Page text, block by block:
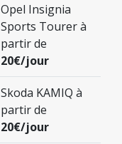
Opel Insignia
Sports Tourer à
partir de
20€/jour
Skoda KAMIQ à
partir de
20€/jour